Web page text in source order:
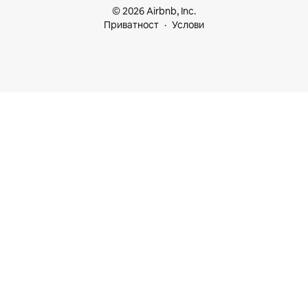
© 2026 Airbnb, Inc.
Приватност
Услови